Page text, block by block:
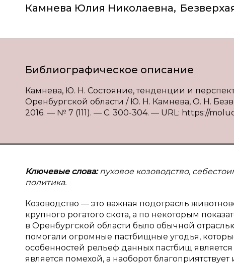
Камнева Юлия Николаевна,
Библиографическое описание
Камнева, Ю. Н. Состояние, тенденции и
Оренбургской области / Ю. Н. Камнева, О. Н.
2016. — № 7 (111). — С. 300-304. — URL: https://
Ключевые слова:пуховое козоводство,
политика.
Козоводство — это важная подотрасль
крупного рогатого скота, а по некоторым
в Оренбургской области было обычной
помогали огромные пастбищные угодья,
особенностей рельеф данных пастбищ
является помехой, а наоборот